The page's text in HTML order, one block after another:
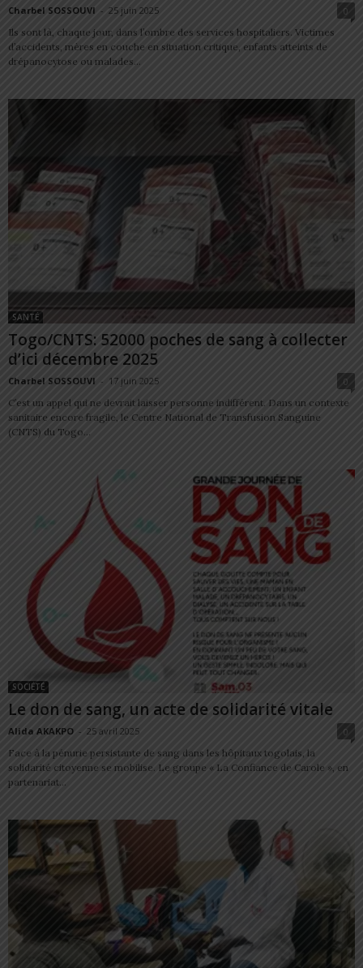
Charbel SOSSOUVI - 25 juin 2025
0
Ils sont là, chaque jour, dans l’ombre des services hospitaliers. Victimes
d’accidents, mères en couche en situation critique, enfants atteints de
drépanocytose ou malades...
SANTÉ
Togo/CNTS: 52000 poches de sang à collecter
d’ici décembre 2025
Charbel SOSSOUVI - 17 juin 2025
0
C’est un appel qui ne devrait laisser personne indifférent. Dans un contexte
sanitaire encore fragile, le Centre National de Transfusion Sanguine
(CNTS) du Togo...
SOCIÉTÉ
Le don de sang, un acte de solidarité vitale
Alida AKAKPO - 25 avril 2025
0
Face à la pénurie persistante de sang dans les hôpitaux togolais, la
solidarité citoyenne se mobilise. Le groupe « La Confiance de Carole », en
partenariat...